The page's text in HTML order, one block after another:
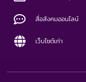
สื่อสังคมออนไลน์
เว็บไซต์เก่า